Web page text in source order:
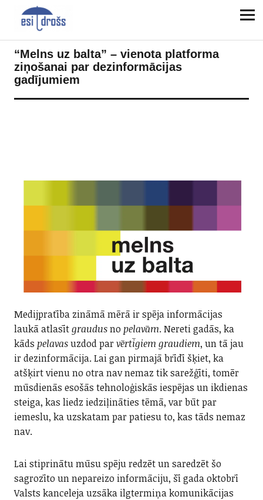
“Melns uz balta” – vienota platforma
ziņošanai par dezinformācijas
gadījumiem
Medijpratība zināmā mērā ir spēja informācijas
laukā atlasītgraudusno pelavām. Nereti gadās, ka
kāds pelavasuzdod parvērtīgiem graudiem, un tā jau
ir dezinformācija. Lai gan pirmajā brīdī šķiet, ka
atšķirt vienu no otra nav nemaz tik sarežģīti, tomēr
mūsdienās esošās tehnoloģiskās iespējas un ikdienas
steiga, kas liedz iedziļināties tēmā, var būt par
iemeslu, ka uzskatam par patiesu to, kas tāds nemaz
nav.
Lai stiprinātu mūsu spēju redzēt un saredzēt šo
sagrozīto un nepareizo informāciju, šī gada oktobrī
Valsts kanceleja uzsāka ilgtermiņa komunikācijas